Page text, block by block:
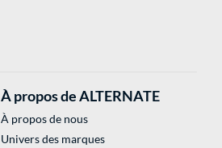
À propos de ALTERNATE
À propos de nous
Univers des marques